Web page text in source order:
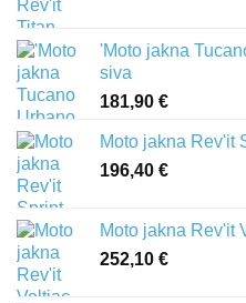
'Moto jakna
siva
181,90 €
Moto jakna Rev'it
196,40 €
Moto jakna Rev'it
252,10 €